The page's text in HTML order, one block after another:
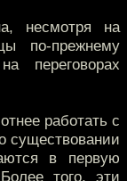
несмотря на
по-прежнему
переговорах
работать с
существовании
в первую
того, эти